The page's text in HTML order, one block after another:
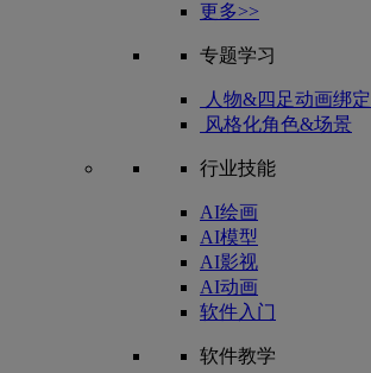
更多>>
专题学习
人物&四足动画绑定
风格化角色&场景
行业技能
AI绘画
AI模型
AI影视
AI动画
软件入门
软件教学